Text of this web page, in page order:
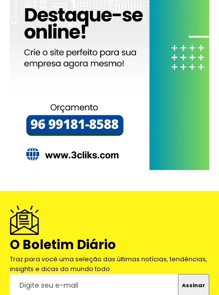
O Boletim Diário
Traz para você uma seleção das últimas notícias, tendências,
insights e dicas do mundo todo.